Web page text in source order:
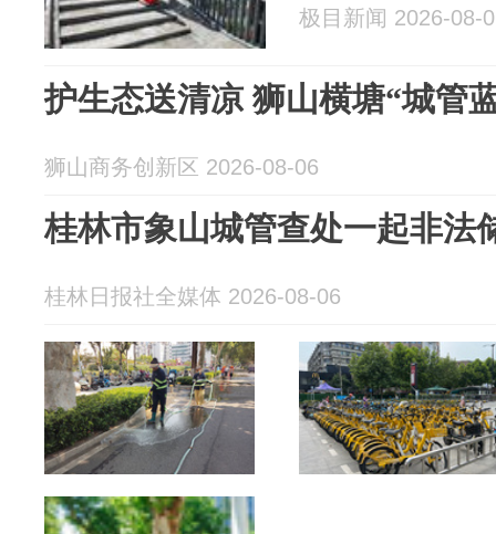
极目新闻 2026-08-
护生态送清凉 狮山横塘“城管
狮山商务创新区 2026-08-06
桂林市象山城管查处一起非法
桂林日报社全媒体 2026-08-06